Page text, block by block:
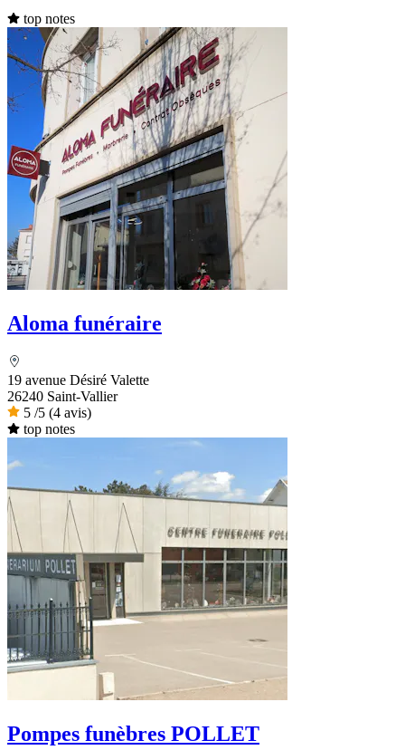
top notes
Aloma funéraire
19 avenue Désiré Valette
26240 Saint-Vallier
5 /5 (4 avis)
top notes
Pompes funèbres POLLET